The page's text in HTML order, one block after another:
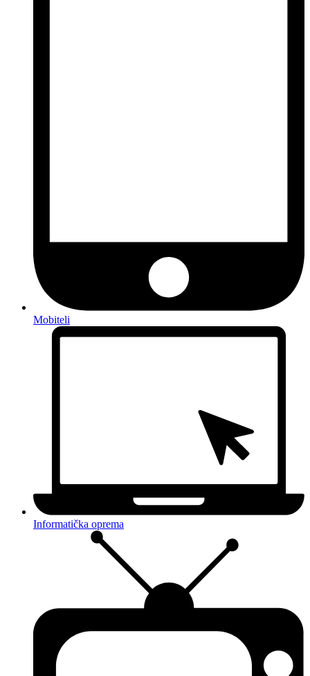
Mobiteli
Informatička oprema